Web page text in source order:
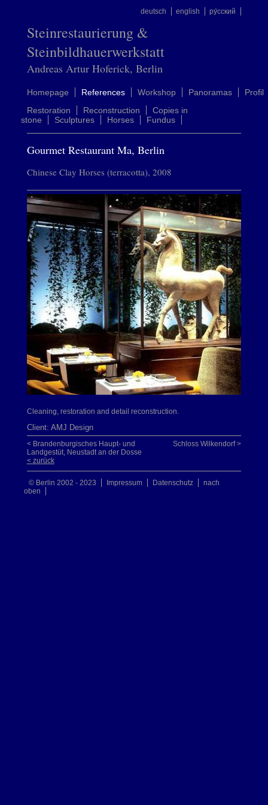
deutsch english ру́сский
Steinrestaurierung &
Steinbildhauerwerkstatt
Andreas Artur Hoferick, Berlin
Homepage References Workshop Panoramas
Profil
Restoration
Reconstruction
Copies in
stone
Sculptures Horses Fundus
Gourmet Restaurant Ma, Berlin
Chinese Clay Horses (terracotta), 2008
Cleaning, restoration and detail reconstruction.
Client: AMJ Design
Schloss Wilkendorf >
< Brandenburgisches Haupt- und
Landgestüt, Neustadt an der Dosse
< zurück
© Berlin 2002 - 2023 Impressum Datenschutz
nach
oben